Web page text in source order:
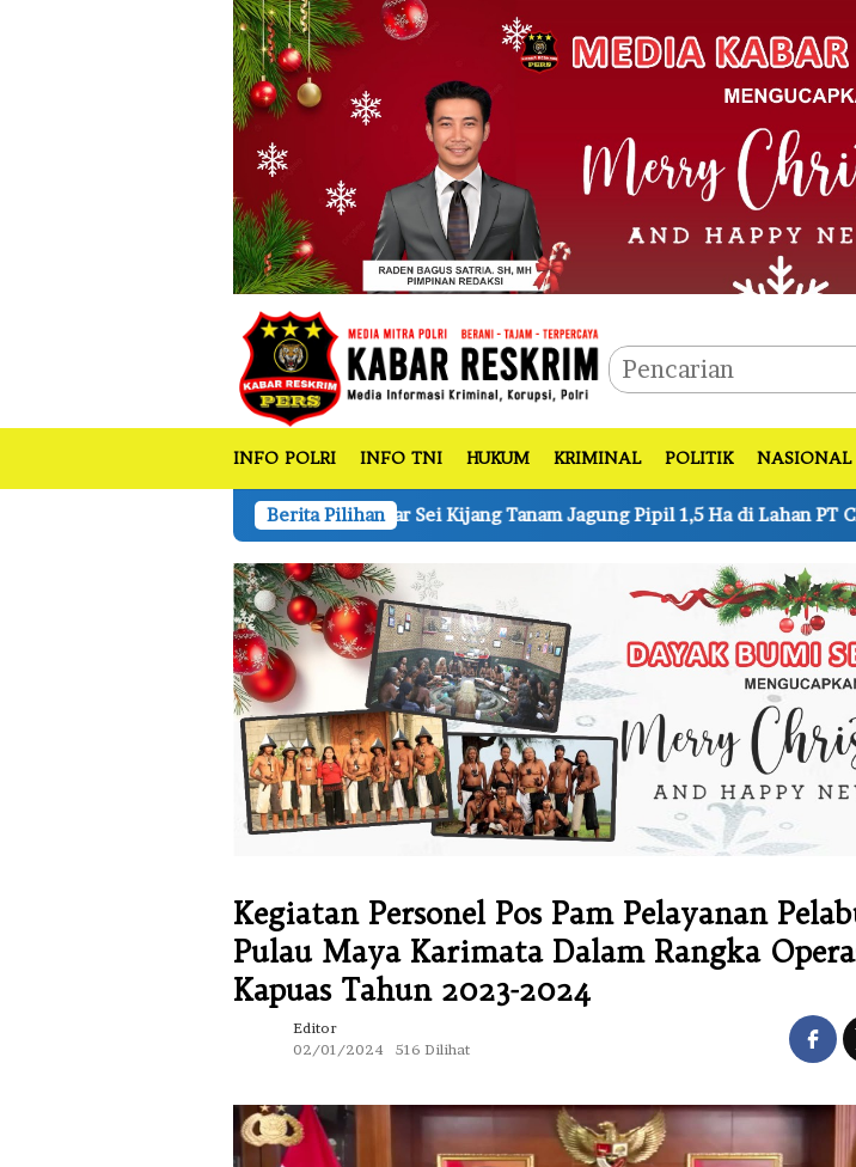
INFO POLRI INFO TNI HUKUM KRIMINAL POLITIK NASIONAL
Berita Pilihan
Polsek Bandar Sei Kijang Tanam Jagung Pipil 1,5 Ha di Lahan PT CDSL Dukung Ketahanan
Kegiatan Personel Pos Pam Pelayanan
Pulau Maya Karimata Dalam Rangka
Kapuas Tahun 2023-2024
Editor
02/01/2024
516 Dilihat